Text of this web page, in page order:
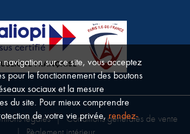
légales | Conditions générales de vente
navigation sur ce site, vous acceptez
pour le fonctionnement des boutons
sociaux et la mesure
du site. Pour mieux comprendre
de votre vie privée,rendez-